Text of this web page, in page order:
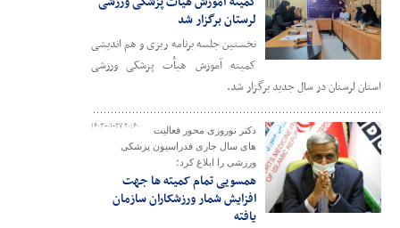
لرستان برگزار شد
نخستین جلسه برنامه ریزی و هم اندیشی
کمیته آموزش هیأت پزشکی ورزشی
استان لرستان در سال جدید برگزار شد.
۱۴۰۳-۰۱-۲۷ ۲۰:۴۰
دکتر نوروزی محور فعالیت
های سال جاری فدراسیون پزشکی
ورزشی را ابلاغ کرد؛
همسویی تمام کمیته ها جهت
افزایش شمار ورزشکاران سازمان
یافته